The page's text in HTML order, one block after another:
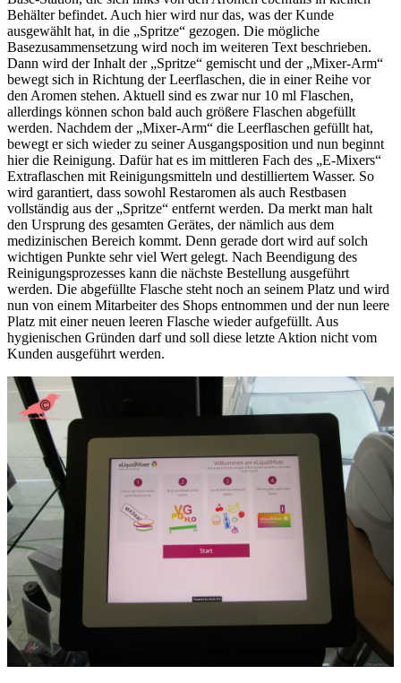
Behälter befindet. Auch hier wird nur das, was der Kunde
ausgewählt hat, in die „Spritze“ gezogen. Die mögliche
Basezusammensetzung wird noch im weiteren Text beschrieben.
Dann wird der Inhalt der „Spritze“ gemischt und der „Mixer-Arm“
bewegt sich in Richtung der Leerflaschen, die in einer Reihe vor
den Aromen stehen. Aktuell sind es zwar nur 10 ml Flaschen,
allerdings können schon bald auch größere Flaschen abgefüllt
werden. Nachdem der „Mixer-Arm“ die Leerflaschen gefüllt hat,
bewegt er sich wieder zu seiner Ausgangsposition und nun beginnt
hier die Reinigung. Dafür hat es im mittleren Fach des „E-Mixers“
Extraflaschen mit Reinigungsmitteln und destilliertem Wasser. So
wird garantiert, dass sowohl Restaromen als auch Restbasen
vollständig aus der „Spritze“ entfernt werden. Da merkt man halt
den Ursprung des gesamten Gerätes, der nämlich aus dem
medizinischen Bereich kommt. Denn gerade dort wird auf solch
wichtigen Punkte sehr viel Wert gelegt. Nach Beendigung des
Reinigungsprozesses kann die nächste Bestellung ausgeführt
werden. Die abgefüllte Flasche steht noch an seinem Platz und wird
nun von einem Mitarbeiter des Shops entnommen und der nun leere
Platz mit einer neuen leeren Flasche wieder aufgefüllt. Aus
hygienischen Gründen darf und soll diese letzte Aktion nicht vom
Kunden ausgeführt werden.